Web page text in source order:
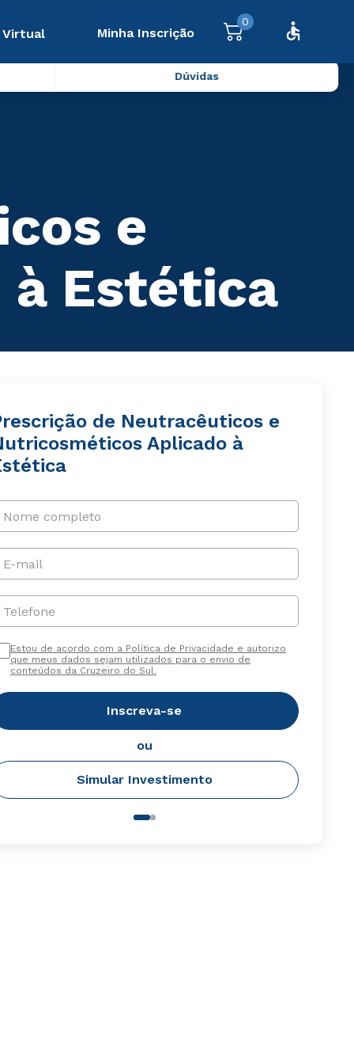
Virtual Minha Inscrição
0
Dúvidas
e
Estética
de Neutracêuticos e
Aplicado à
Nome completo
E-mail
Telefone
Estou de acordo com a Política de Privacidade e autorizo
que meus dados sejam utilizados para o envio de
conteúdos da Cruzeiro do Sul.
Inscreva-se
ou
Simular Investimento